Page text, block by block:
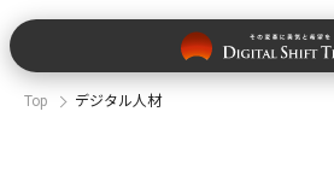
Top デジタル人材